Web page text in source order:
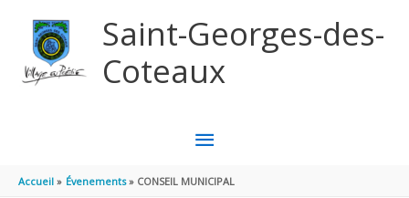
Saint-Georges-des-
Coteaux
MENU
PRINCIPAL
Accueil Évenements CONSEIL MUNICIPAL